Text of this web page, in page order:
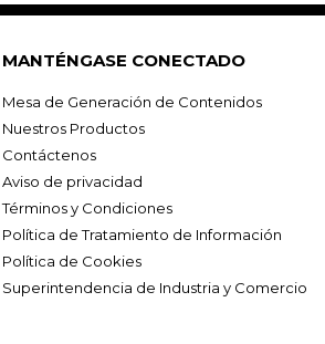
MANTÉNGASE CONECTADO
Mesa de Generación de Contenidos
Nuestros Productos
Contáctenos
Aviso de privacidad
Términos y Condiciones
Política de Tratamiento de Información
Política de Cookies
Superintendencia de Industria y Comercio